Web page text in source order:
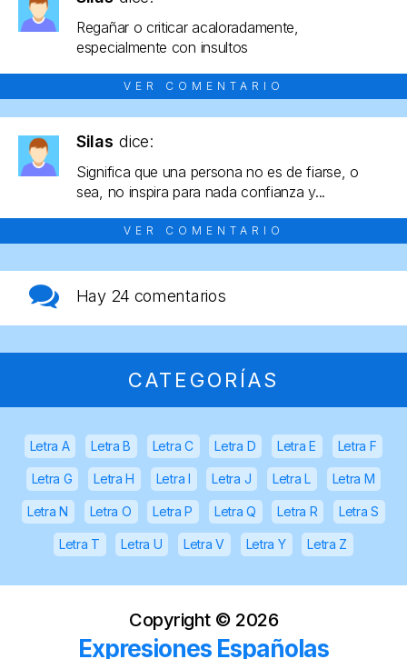
Regañar o criticar acaloradamente,
especialmente con insultos
VER COMENTARIO
Silas dice:
Significa que una persona no es de fiarse, o
sea, no inspira para nada confianza y...
VER COMENTARIO
Hay 24 comentarios
CATEGORÍAS
Letra A Letra B Letra C Letra D Letra E Letra F
Letra G Letra H Letra I Letra J Letra L Letra M
Letra N Letra O Letra P Letra Q Letra R Letra S
Letra T Letra U Letra V Letra Y Letra Z
Copyright © 2026
Expresiones Españolas